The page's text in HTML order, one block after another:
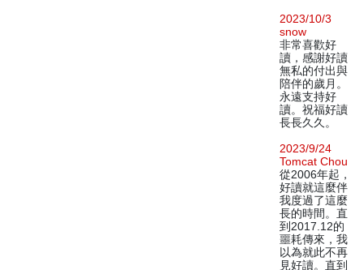
2023/10/3
snow
非常喜歡好
讀，感謝好讀
無私的付出與
陪伴的歲月。
永遠支持好
讀。祝福好讀
長長久久。
2023/9/24
Tomcat Chou
從2006年起，
好讀就這麼伴
我度過了這麼
長的時間。直
到2017.12的
噩耗傳來，我
以為就此不再
見好讀。直到